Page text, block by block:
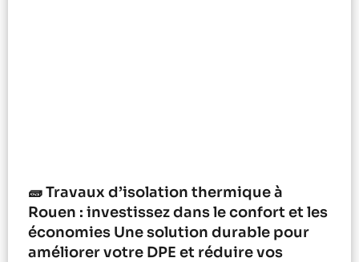
🧱 Travaux d’isolation thermique à
Rouen : investissez dans le confort et les
économies Une solution durable pour
améliorer votre DPE et réduire vos